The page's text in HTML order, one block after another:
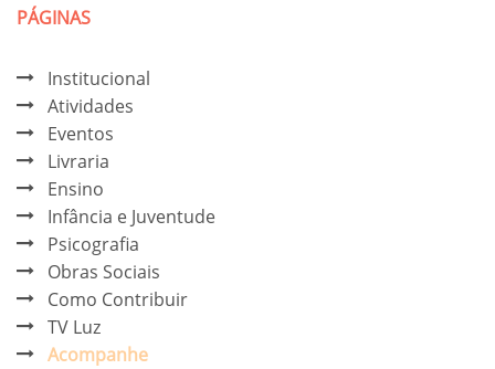
PÁGINAS
Institucional
Atividades
Eventos
Livraria
Ensino
Infância e Juventude
Psicografia
Obras Sociais
Como Contribuir
TV Luz
Acompanhe